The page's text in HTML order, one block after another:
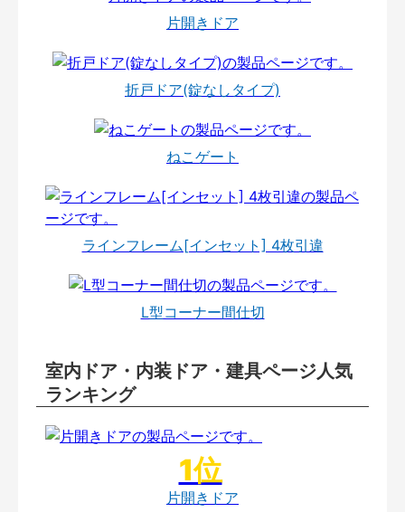
片開きドア
折戸ドア(錠なしタイプ)
ねこゲート
ラインフレーム[インセット] 4枚引違
L型コーナー間仕切
室内ドア・内装ドア・建具ページ人気
ランキング
片開きドア